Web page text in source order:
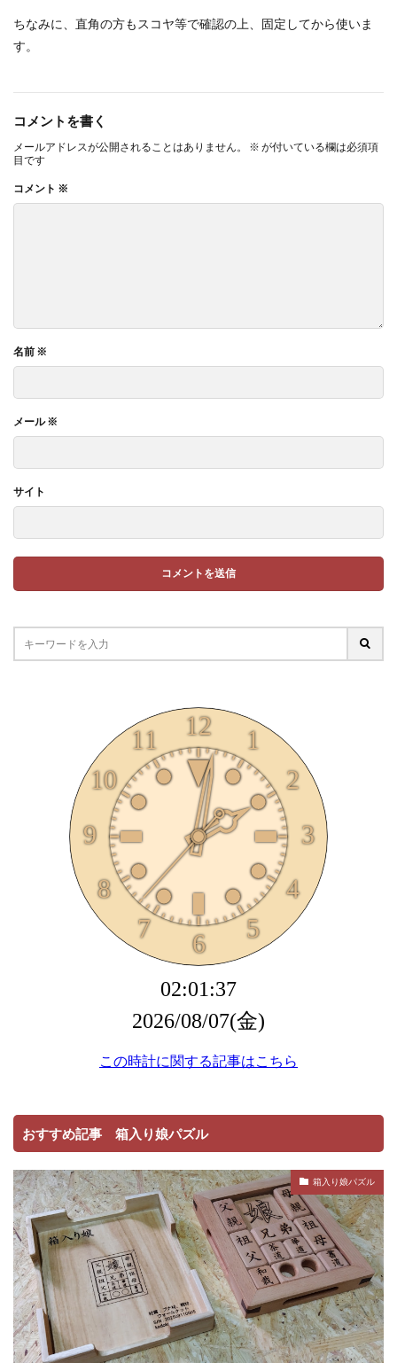
ちなみに、直角の方もスコヤ等で確認の上、固定してから使いま
す。
コメントを書く
メールアドレスが公開されることはありません。 ※ が付いている欄は必須項
目です
コメント ※
名前 ※
メール※
サイト
おすすめ記事 箱入り娘パズル
箱入り娘パズル